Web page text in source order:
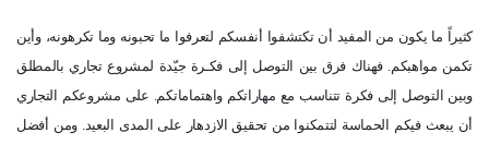
كثيراً ما يكون من المفيد أن تكتشفوا أنفسكم لتعرفوا ما تحبونه وما تكرهونه، وأين
تكمن مواهبكم. فهناك فرق بين التوصل إلى فكـرة جيّدة لمشروع تجاري بالمطلق
وبين التوصل إلى فكرة تتناسب مع مهاراتكم واهتماماتكم. على مشروعكم التجاري
أن يبعث فيكم الحماسة لتتمكنوا من تحقيق الازدهار على المدى البعيد. ومن أفضل